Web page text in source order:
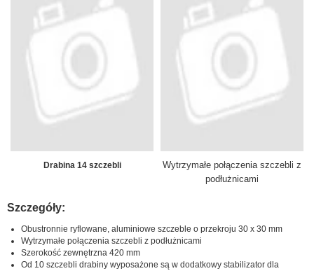
Drabina 14 szczebli
Wytrzymałe połączenia szczebli z
podłużnicami
Szczegóły:
Obustronnie ryflowane, aluminiowe szczeble o przekroju 30 x 30 mm
Wytrzymałe połączenia szczebli z podłużnicami
Szerokość zewnętrzna 420 mm
Od 10 szczebli drabiny wyposażone są w dodatkowy stabilizator dla